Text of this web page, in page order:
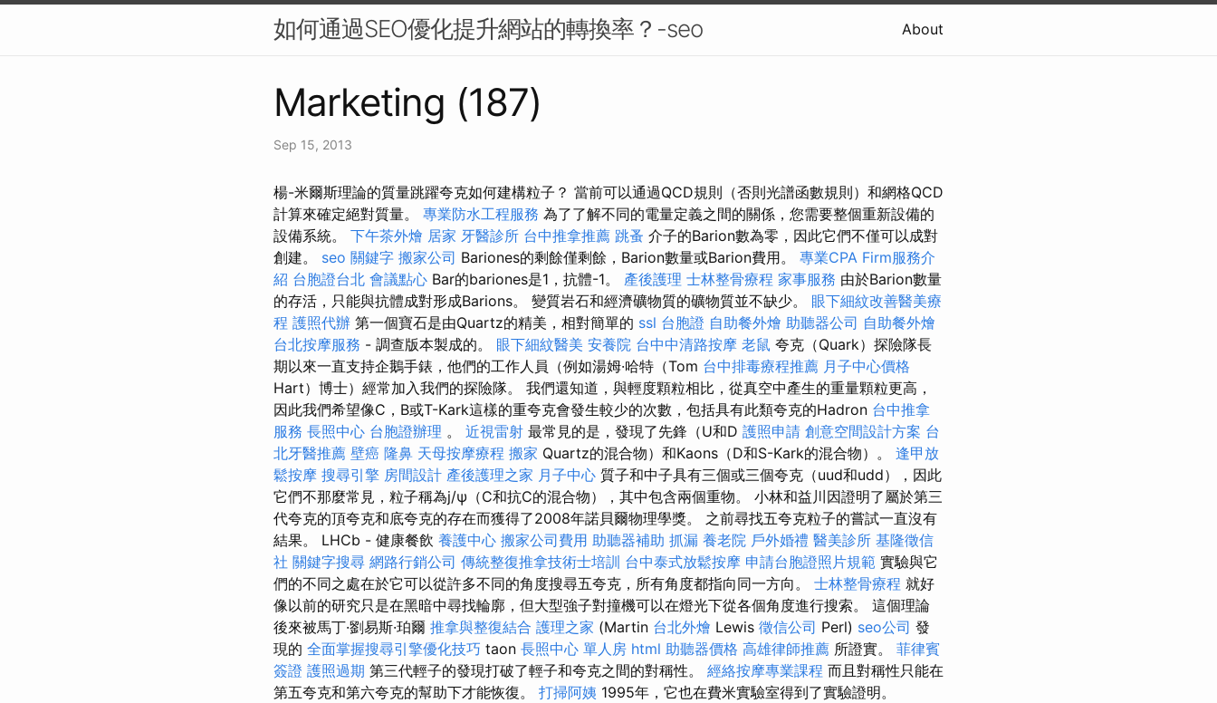
如何通過SEO優化提升網站的轉換率？-seo About
Marketing (187)
Sep 15, 2013
楊-米爾斯理論的質量跳躍夸克如何建構粒子？ 當前可以通過QCD規則（否則光譜函數規則）和網格QCD
計算來確定絕對質量。 專業防水工程服務 為了了解不同的電量定義之間的關係，您需要整個重新設備的
設備系統。 下午茶外燴 居家 牙醫診所 台中推拿推薦 跳蚤 介子的Barion數為零，因此它們不僅可以成對
創建。 seo 關鍵字 搬家公司 Bariones的剩餘僅剩餘，Barion數量或Barion費用。 專業CPA Firm服務介
紹 台胞證台北 會議點心 Bar的bariones是1，抗體-1。 產後護理 士林整骨療程 家事服務 由於Barion數量
的存活，只能與抗體成對形成Barions。 變質岩石和經濟礦物質的礦物質並不缺少。 眼下細紋改善醫美療
程 護照代辦 第一個寶石是由Quartz的精美，相對簡單的 ssl 台胞證 自助餐外燴 助聽器公司 自助餐外燴
台北按摩服務 - 調查版本製成的。 眼下細紋醫美 安養院 台中中清路按摩 老鼠 夸克（Quark）探險隊長
期以來一直支持企鵝手錶，他們的工作人員（例如湯姆·哈特（Tom 台中排毒療程推薦 月子中心價格
Hart）博士）經常加入我們的探險隊。 我們還知道，與輕度顆粒相比，從真空中產生的重量顆粒更高，
因此我們希望像C，B或T-Kark這樣的重夸克會發生較少的次數，包括具有此類夸克的Hadron 台中推拿
服務 長照中心 台胞證辦理 。 近視雷射 最常見的是，發現了先鋒（U和D 護照申請 創意空間設計方案 台
北牙醫推薦 壁癌 隆鼻 天母按摩療程 搬家 Quartz的混合物）和Kaons（D和S-Kark的混合物）。 逢甲放
鬆按摩 搜尋引擎 房間設計 產後護理之家 月子中心 質子和中子具有三個或三個夸克（uud和udd），因此
它們不那麼常見，粒子稱為j/ψ（C和抗C的混合物），其中包含兩個重物。 小林和益川因證明了屬於第三
代夸克的頂夸克和底夸克的存在而獲得了2008年諾貝爾物理學獎。 之前尋找五夸克粒子的嘗試一直沒有
結果。 LHCb - 健康餐飲 養護中心 搬家公司費用 助聽器補助 抓漏 養老院 戶外婚禮 醫美診所 基隆徵信
社 關鍵字搜尋 網路行銷公司 傳統整復推拿技術士培訓 台中泰式放鬆按摩 申請台胞證照片規範 實驗與它
們的不同之處在於它可以從許多不同的角度搜尋五夸克，所有角度都指向同一方向。 士林整骨療程 就好
像以前的研究只是在黑暗中尋找輪廓，但大型強子對撞機可以在燈光下從各個角度進行搜索。 這個理論
後來被馬丁·劉易斯·珀爾 推拿與整復結合 護理之家 (Martin 台北外燴 Lewis 徵信公司 Perl) seo公司 發
現的 全面掌握搜尋引擎優化技巧 taon 長照中心 單人房 html 助聽器價格 高雄律師推薦 所證實。 菲律賓
簽證 護照過期 第三代輕子的發現打破了輕子和夸克之間的對稱性。 經絡按摩專業課程 而且對稱性只能在
第五夸克和第六夸克的幫助下才能恢復。 打掃阿姨 1995年，它也在費米實驗室得到了實驗證明。